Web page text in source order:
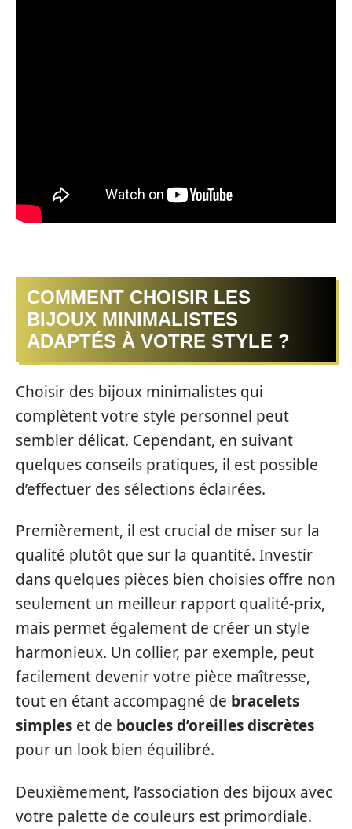
COMMENT CHOISIR LES
BIJOUX MINIMALISTES
ADAPTÉS À VOTRE STYLE ?
Choisir des bijoux minimalistes qui
complètent votre style personnel peut
sembler délicat. Cependant, en suivant
quelques conseils pratiques, il est possible
d’effectuer des sélections éclairées.
Premièrement, il est crucial de miser sur la
qualité plutôt que sur la quantité. Investir
dans quelques pièces bien choisies offre non
seulement un meilleur rapport qualité-prix,
mais permet également de créer un style
harmonieux. Un collier, par exemple, peut
facilement devenir votre pièce maîtresse,
tout en étant accompagné de bracelets
simples et de boucles d’oreilles discrètes
pour un look bien équilibré.
Deuxièmement, l’association des bijoux avec
votre palette de couleurs est primordiale.